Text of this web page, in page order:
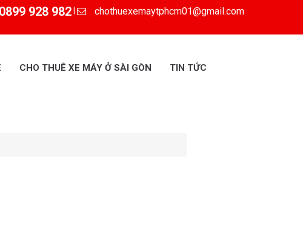
0899 928 982 chothuexemaytphcm01@gmail.com
CHO THUÊ XE MÁY Ở SÀI GÒN TIN TỨC